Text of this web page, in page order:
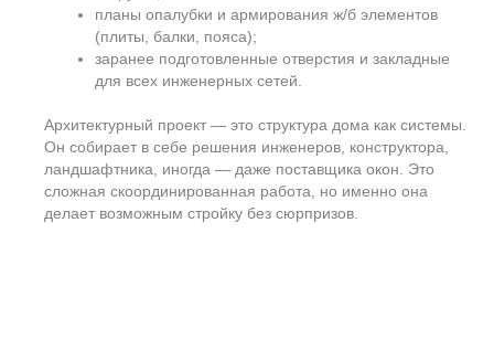
Вентиляция
Отопление и котельная
Это отдельная глава. Выбор источника тепла (газ,
разводки труб, размещение радиаторов, теплых полов и
автоматики. Тут важно всё: от точки ввода до последнего
контура в спальне.
уходила в канализацию.